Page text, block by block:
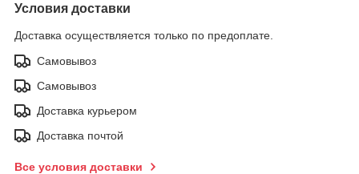
Условия доставки
Доставка осуществляется только по предоплате.
Самовывоз
Самовывоз
Доставка курьером
Доставка почтой
Все условия доставки